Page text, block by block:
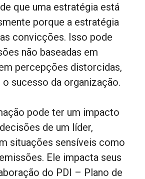
que uma estratégia está
porque a estratégia
convicções. Isso pode
não baseadas em
percepções distorcidas,
sucesso da organização.
pode ter um impacto
de um líder,
situações sensíveis como
Ele impacta seus
do PDI – Plano de